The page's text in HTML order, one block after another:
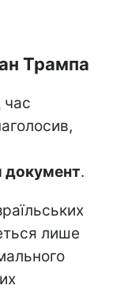
Трампа
час
документ.
лише